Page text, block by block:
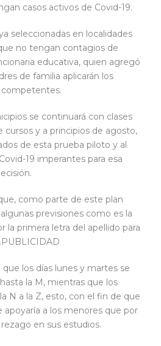
casos activos de Covid-19.
seleccionadas en localidades
no tengan contagios de
educativa, quien agregó
de familia aplicarán los
competentes.
se continuará con clases
cursos y a principios de agosto,
de esta prueba piloto y al
19 imperantes para esa
como parte de este plan
previsiones como es la
la primera letra del apellido para
los días lunes y martes se
la M, mientras que los
N a la Z, esto, con el fin de que
apoyaría a los menores que por
en sus estudios.